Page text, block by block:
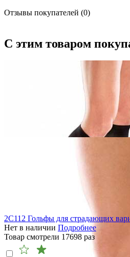
Отзывы покупателей (0)
С этим товаром
2C112 Гольфы для страдающих
Нет в наличии Подробнее
Товар смотрели 17698 раз